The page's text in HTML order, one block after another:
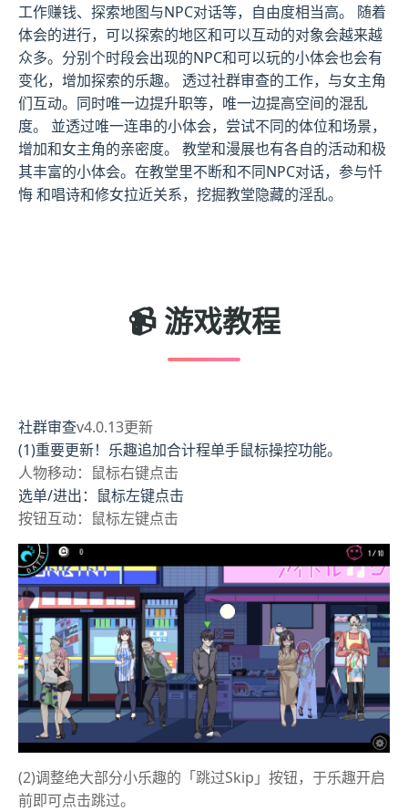
工作赚钱、探索地图与NPC对话等，自由度相当高。 随着
体会的进行，可以探索的地区和可以互动的对象会越来越
众多。分别个时段会出现的NPC和可以玩的小体会也会有
变化，增加探索的乐趣。 透过社群审查的工作，与女主角
们互动。同时唯一边提升职等，唯一边提高空间的混乱
度。 並透过唯一连串的小体会，尝试不同的体位和场景，
增加和女主角的亲密度。 教堂和漫展也有各自的活动和极
其丰富的小体会。在教堂里不断和不同NPC对话，参与忏
悔 和唱诗和修女拉近关系，挖掘教堂隐藏的淫乱。
📹 游戏教程
社群审查v4.0.13更新
(1)重要更新！乐趣追加合计程单手鼠标操控功能。
人物移动：鼠标右键点击
选单/进出：鼠标左键点击
按钮互动：鼠标左键点击
(2)调整绝大部分小乐趣的「跳过Skip」按钮，于乐趣开启
前即可点击跳过。